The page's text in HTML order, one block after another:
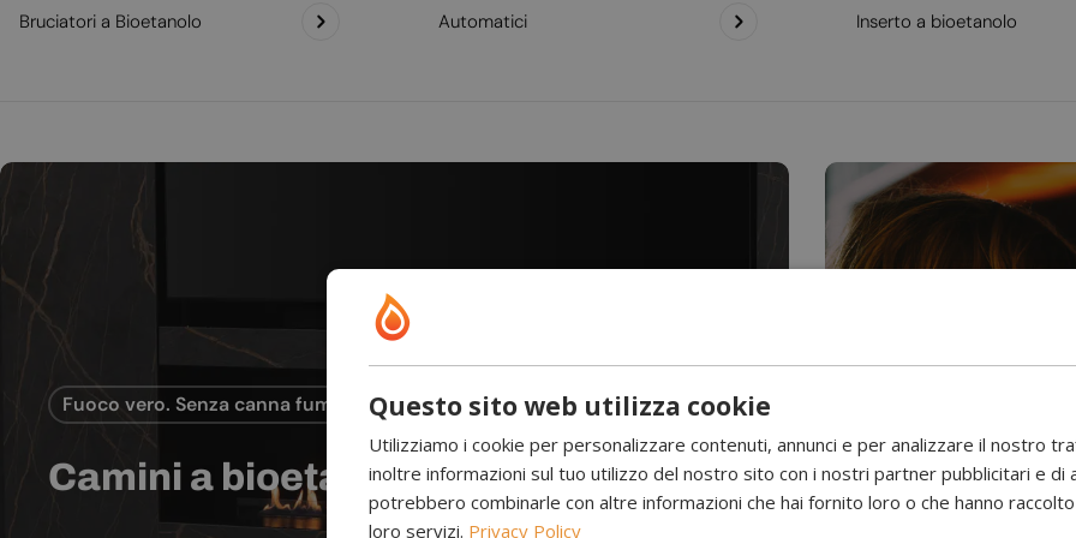
Bruciatori a Bioetanolo Automatici Inserto a bioetanolo
Fuoco vero. Senza canna fumaria.
Camini a bioetanolo Camini a
Questo sito web utilizza cookie
Utilizziamo i cookie per personalizzare contenuti, annunci e per analizzare il nostro
inoltre informazioni sul tuo utilizzo del nostro sito con i nostri partner pubblicitari e di
potrebbero combinarle con altre informazioni che hai fornito loro o che hanno
loro servizi. Privacy Policy